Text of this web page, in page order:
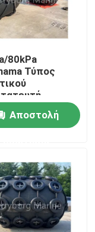
80kPa
Τύπος
Πρότυπο
ποιότητας
Αποστολή